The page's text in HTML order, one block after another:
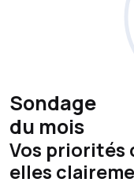
Sondage
du mois
Vos priorités
elles